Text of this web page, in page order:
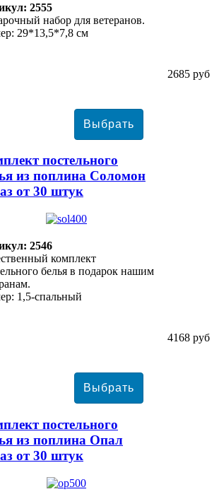
2555
набор для ветеранов.
29*13,5*7,8 см
2685 руб
постельного
из поплина Соломон
от 30 штук
2546
комплект
белья в подарок нашим
1,5-спальный
4168 руб
постельного
из поплина Опал
от 30 штук